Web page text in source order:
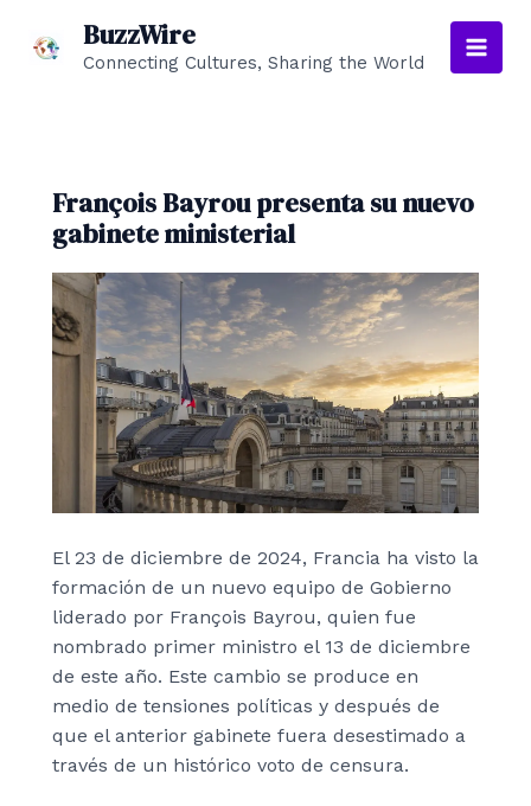
contenido
BuzzWire
Connecting Cultures, Sharing the World
Main
François Bayrou presenta su nuevo
gabinete ministerial
El 23 de diciembre de 2024, Francia ha visto la
formación de un nuevo equipo de Gobierno
liderado por François Bayrou, quien fue
nombrado primer ministro el 13 de diciembre
de este año. Este cambio se produce en
medio de tensiones políticas y después de
que el anterior gabinete fuera desestimado a
través de un histórico voto de censura.